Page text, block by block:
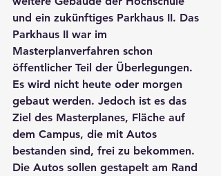
und ein zukünftiges Parkhaus II. Das
Parkhaus II war im
Masterplanverfahren schon
öffentlicher Teil der Überlegungen.
Es wird nicht heute oder morgen
gebaut werden. Jedoch ist es das
Ziel des Masterplanes, Fläche auf
dem Campus, die mit Autos
bestanden sind, frei zu bekommen.
Die Autos sollen gestapelt am Rand